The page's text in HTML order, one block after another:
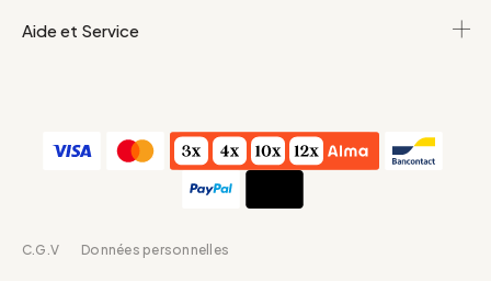
Aide et Service
C.G.V Données personnelles